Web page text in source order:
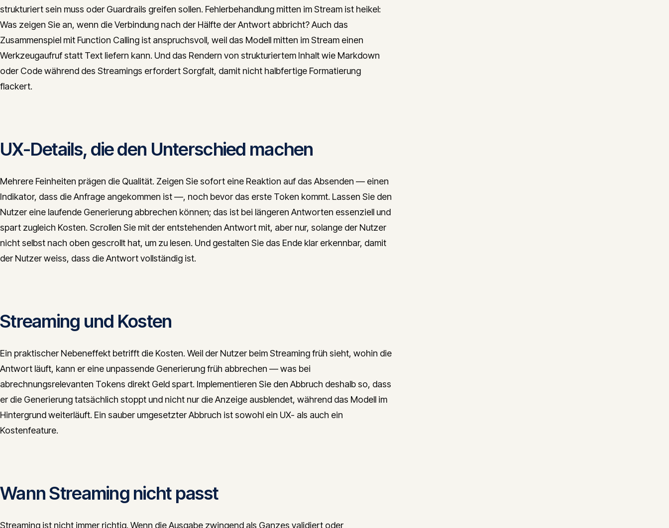
strukturiert sein muss oder Guardrails greifen sollen. Fehlerbehandlung mitten im Stream ist heikel:
Was zeigen Sie an, wenn die Verbindung nach der Hälfte der Antwort abbricht? Auch das
Zusammenspiel mit Function Calling ist anspruchsvoll, weil das Modell mitten im Stream einen
Werkzeugaufruf statt Text liefern kann. Und das Rendern von strukturiertem Inhalt wie Markdown
oder Code während des Streamings erfordert Sorgfalt, damit nicht halbfertige Formatierung
flackert.
UX-Details, die den Unterschied machen
Mehrere Feinheiten prägen die Qualität. Zeigen Sie sofort eine Reaktion auf das Absenden — einen
Indikator, dass die Anfrage angekommen ist —, noch bevor das erste Token kommt. Lassen Sie den
Nutzer eine laufende Generierung abbrechen können; das ist bei längeren Antworten essenziell und
spart zugleich Kosten. Scrollen Sie mit der entstehenden Antwort mit, aber nur, solange der Nutzer
nicht selbst nach oben gescrollt hat, um zu lesen. Und gestalten Sie das Ende klar erkennbar, damit
der Nutzer weiss, dass die Antwort vollständig ist.
Streaming und Kosten
Ein praktischer Nebeneffekt betrifft die Kosten. Weil der Nutzer beim Streaming früh sieht, wohin die
Antwort läuft, kann er eine unpassende Generierung früh abbrechen — was bei
abrechnungsrelevanten Tokens direkt Geld spart. Implementieren Sie den Abbruch deshalb so, dass
er die Generierung tatsächlich stoppt und nicht nur die Anzeige ausblendet, während das Modell im
Hintergrund weiterläuft. Ein sauber umgesetzter Abbruch ist sowohl ein UX- als auch ein
Kostenfeature.
Wann Streaming nicht passt
Streaming ist nicht immer richtig. Wenn die Ausgabe zwingend als Ganzes validiert oder